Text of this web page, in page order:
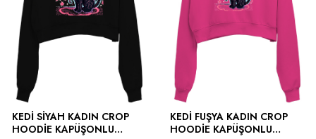
KEDI SIYAH KADIN CROP
HOODIE KAPÜŞONLU
KEDI FUŞYA KADIN CROP
HOODIE KAPÜŞONLU